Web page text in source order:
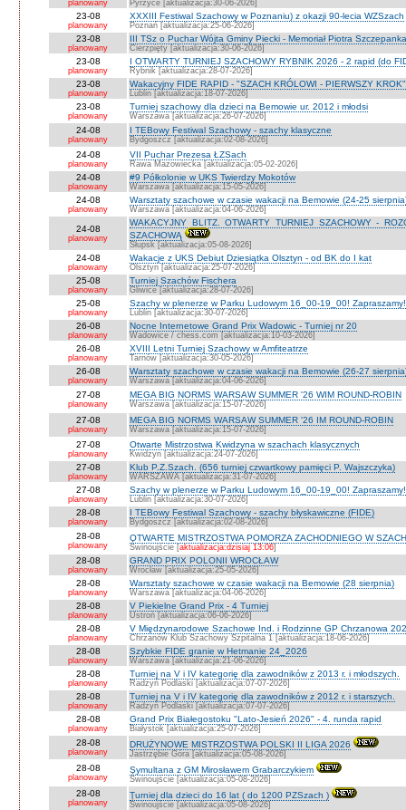
planowany Pyrzyce [aktualizacja:30-06-2026]
23-08
planowany
XXXIII Festiwal Szachowy w Poznaniu) z okazji 90-lecia WZSzach
Poznań [aktualizacja:25-06-2026]
23-08
planowany
III TSz o Puchar Wójta Gminy Piecki - Memoriał Piotra
Cierzpięty [aktualizacja:30-06-2026]
23-08
planowany
I OTWARTY TURNIEJ SZACHOWY RYBNIK 2026 - 2 rapid (do
Rybnik [aktualizacja:28-07-2026]
23-08
planowany
Wakacyjny FIDE RAPID - "SZACH KRÓLOWI - PIERWSZY
Lublin [aktualizacja:18-07-2026]
23-08
planowany
Turniej szachowy dla dzieci na Bemowie ur. 2012 i młodsi
Warszawa [aktualizacja:26-07-2026]
24-08
planowany
I TEBowy Festiwal Szachowy - szachy klasyczne
Bydgoszcz [aktualizacja:02-08-2026]
24-08
planowany
VII Puchar Prezesa ŁZSach
Rawa Mazowiecka [aktualizacja:05-02-2026]
24-08
planowany
#9 Półkolonie w UKS Twierdzy Mokotów
Warszawa [aktualizacja:15-05-2026]
24-08
planowany
Warsztaty szachowe w czasie wakacji na Bemowie (24-25
Warszawa [aktualizacja:04-06-2026]
24-08
planowany
WAKACYJNY BLITZ. OTWARTY TURNIEJ SZACHOWY -
SZACHOWĄ
Słupsk [aktualizacja:05-08-2026]
24-08
planowany
Wakacje z UKS Debiut Dziesiątka Olsztyn - od BK do I kat
Olsztyn [aktualizacja:25-07-2026]
25-08
planowany
Turniej Szachów Fischera
Gliwice [aktualizacja:28-07-2026]
25-08
planowany
Szachy w plenerze w Parku Ludowym 16_00-19_00! Zapraszamy!
Lublin [aktualizacja:30-07-2026]
26-08
planowany
Nocne Internetowe Grand Prix Wadowic - Turniej nr 20
Wadowice / chess.com [aktualizacja:10-03-2026]
26-08
planowany
XVIII Letni Turniej Szachowy w Amfiteatrze
Tarnów [aktualizacja:30-05-2026]
26-08
planowany
Warsztaty szachowe w czasie wakacji na Bemowie (26-27
Warszawa [aktualizacja:04-06-2026]
27-08
planowany
MEGA BIG NORMS WARSAW SUMMER '26 WIM ROUND-ROBIN
Warszawa [aktualizacja:15-07-2026]
27-08
planowany
MEGA BIG NORMS WARSAW SUMMER '26 IM ROUND-ROBIN
Warszawa [aktualizacja:15-07-2026]
27-08
planowany
Otwarte Mistrzostwa Kwidzyna w szachach klasycznych
Kwidzyn [aktualizacja:24-07-2026]
27-08
planowany
Klub P.Z.Szach. (656 turniej czwartkowy pamięci P. Wajszczyka)
WARSZAWA [aktualizacja:31-07-2026]
27-08
planowany
Szachy w plenerze w Parku Ludowym 16_00-19_00! Zapraszamy!
Lublin [aktualizacja:30-07-2026]
28-08
planowany
I TEBowy Festiwal Szachowy - szachy błyskawiczne (FIDE)
Bydgoszcz [aktualizacja:02-08-2026]
28-08
planowany
OTWARTE MISTRZOSTWA POMORZA ZACHODNIEGO W
Świnoujście [aktualizacja:dzisiaj 13:06]
28-08
planowany
GRAND PRIX POLONII WROCŁAW
Wrocław [aktualizacja:25-05-2026]
28-08
planowany
Warsztaty szachowe w czasie wakacji na Bemowie (28 sierpnia)
Warszawa [aktualizacja:04-06-2026]
28-08
planowany
V Piekielne Grand Prix - 4 Turniej
Ustroń [aktualizacja:06-06-2026]
28-08
planowany
V Międzynarodowe Szachowe Ind. i Rodzinne GP Chrzanowa
Chrzanów Klub Szachowy Szpitalna 1 [aktualizacja:18-06-2026]
28-08
planowany
Szybkie FIDE granie w Hetmanie 24_2026
Warszawa [aktualizacja:21-06-2026]
28-08
planowany
Turniej na V i IV kategorię dla zawodników z 2013 r. i młodszych.
Radzyń Podlaski [aktualizacja:07-07-2026]
28-08
planowany
Turniej na V i IV kategorię dla zawodników z 2012 r. i starszych.
Radzyń Podlaski [aktualizacja:07-07-2026]
28-08
planowany
Grand Prix Białegostoku "Lato-Jesień 2026" - 4. runda rapid
Białystok [aktualizacja:25-07-2026]
28-08
planowany
DRUŻYNOWE MISTRZOSTWA POLSKI II LIGA 2026
Jastrzębie Góra [aktualizacja:05-08-2026]
28-08
planowany
Symultana z GM Mirosławem Grabarczykiem
Świnoujście [aktualizacja:05-08-2026]
28-08
planowany
Turniej dla dzieci do 16 lat ( do 1200 PZSzach )
Świnoujście [aktualizacja:05-08-2026]